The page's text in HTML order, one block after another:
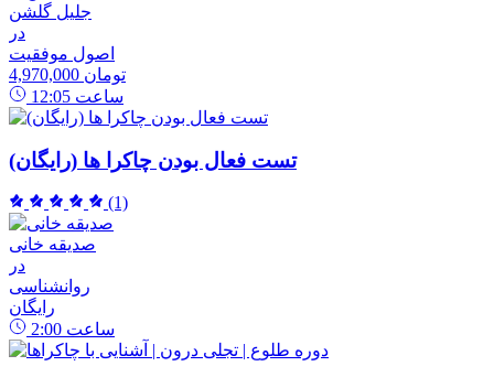
جلیل گلشن
در
اصول موفقیت
4,970,000 تومان
12:05 ساعت
تست فعال بودن چاکرا ها (رایگان)
(1)
صدیقه خانی
در
روانشناسی
رایگان
2:00 ساعت